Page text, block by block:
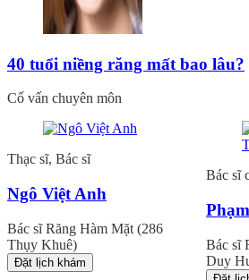
40 tuổi niềng răng mất bao lâu?
Cố vấn chuyên môn
Thạc sĩ, Bác sĩ
Ngô Việt Anh
Bác sĩ Răng Hàm Mặt (286
Thụy Khuê)
Đặt lịch khám
Bác sĩ
Bác sĩ
Duy